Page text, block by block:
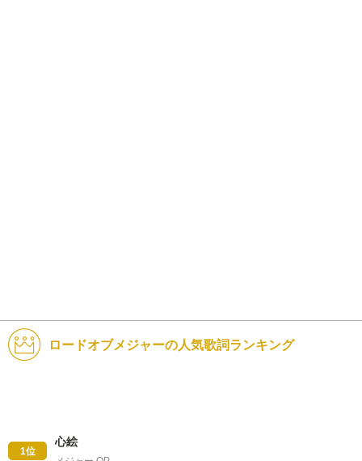
ロードオブメジャーの人気歌詞ランキング
1位
心絵